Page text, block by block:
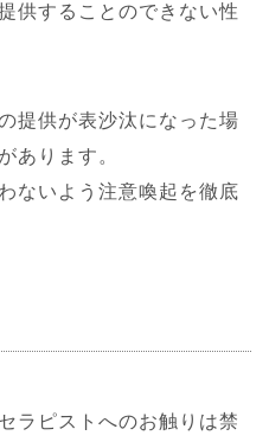
供することのできない性
提供が表沙汰になった場
あります。
ないよう注意喚起を徹底
ラピストへのお触りは禁